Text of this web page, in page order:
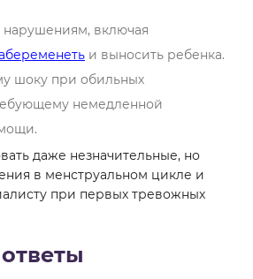
включая
и выносить ребенка.
шоку при обильных
немедленной
даже незначительные, но
в менструальном цикле и
при первых тревожных